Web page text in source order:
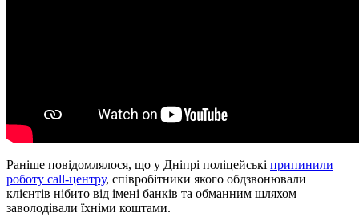
Раніше повідомлялося, що у Дніпрі поліцейські припинили
роботу call-центру, співробітники якого обдзвонювали
клієнтів нібито від імені банків та обманним шляхом
заволодівали їхніми коштами.